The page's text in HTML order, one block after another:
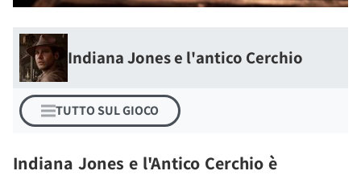
Indiana Jones e l'antico Cerchio
TUTTO SUL GIOCO
Indiana Jones e l'Antico Cerchio è